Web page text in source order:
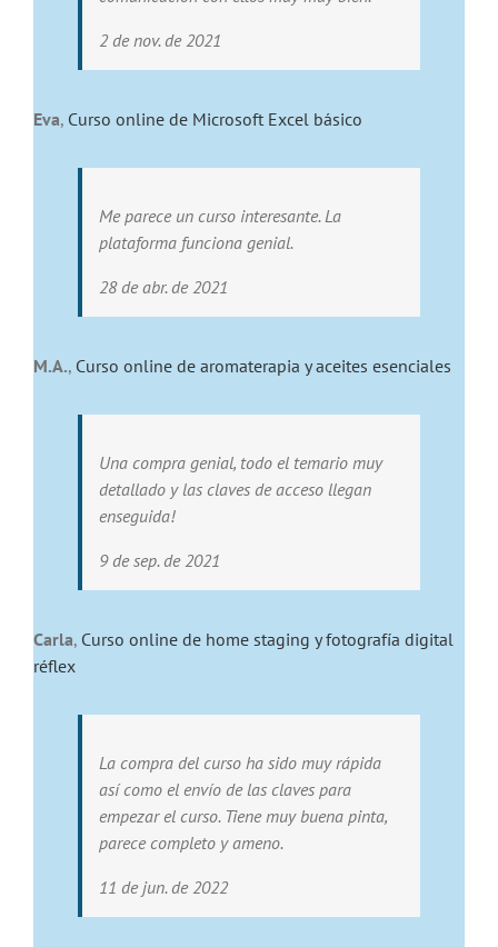
2 de nov. de 2021
Eva, Curso online de Microsoft Excel básico
Me parece un curso interesante. La
plataforma funciona genial.
28 de abr. de 2021
M.A., Curso online de aromaterapia y aceites esenciales
Una compra genial, todo el temario muy
detallado y las claves de acceso llegan
enseguida!
9 de sep. de 2021
Carla, Curso online de home staging y fotografía digital
réflex
La compra del curso ha sido muy rápida
así como el envío de las claves para
empezar el curso. Tiene muy buena pinta,
parece completo y ameno.
11 de jun. de 2022